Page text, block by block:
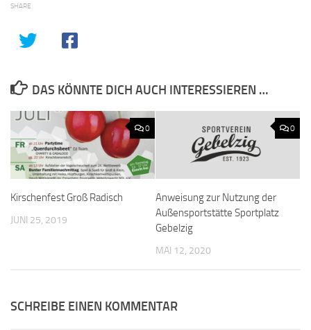
SHARE
DAS KÖNNTE DICH AUCH INTERESSIEREN …
0
Kirschenfest Groß Radisch
JUNI 25, 2019
0
Anweisung zur Nutzung der
Außensportstätte Sportplatz
Gebelzig
MAI 12, 2020
SCHREIBE EINEN KOMMENTAR